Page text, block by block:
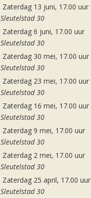
Zaterdag 13 juni, 17.00 uur
Sleutelstad 30
Zaterdag 6 juni, 17.00 uur
Sleutelstad 30
Zaterdag 30 mei, 17.00 uur
Sleutelstad 30
Zaterdag 23 mei, 17.00 uur
Sleutelstad 30
Zaterdag 16 mei, 17.00 uur
Sleutelstad 30
Zaterdag 9 mei, 17.00 uur
Sleutelstad 30
Zaterdag 2 mei, 17.00 uur
Sleutelstad 30
Zaterdag 25 april, 17.00 uur
Sleutelstad 30